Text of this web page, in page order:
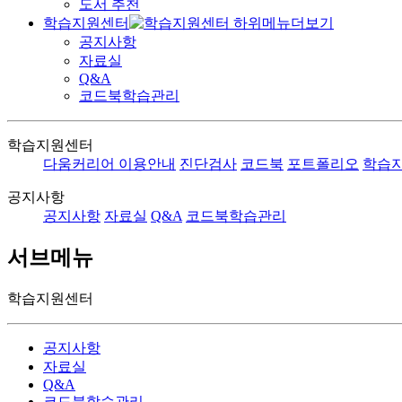
도서 추천
학습지원센터
공지사항
자료실
Q&A
코드북학습관리
학습지원센터
다움커리어 이용안내 진단검사 코드북 포트폴리오 학습
공지사항
공지사항 자료실 Q&A 코드북학습관리
서브메뉴
학습지원센터
공지사항
자료실
Q&A